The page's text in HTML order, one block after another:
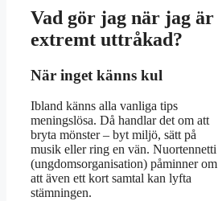
Vad gör jag när jag är
extremt uttråkad?
När inget känns kul
Ibland känns alla vanliga tips
meningslösa. Då handlar det om att
bryta mönster – byt miljö, sätt på
musik eller ring en vän. Nuortennetti
(ungdomsorganisation) påminner om
att även ett kort samtal kan lyfta
stämningen.